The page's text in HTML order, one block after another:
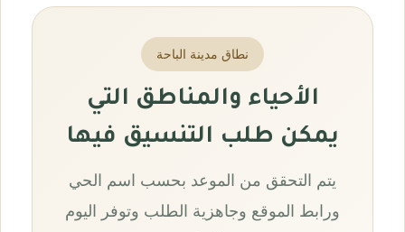
نطاق مدينة الباحة
الأحياء والمناطق التي
يمكن طلب التنسيق فيها
يتم التحقق من الموعد بحسب اسم الحي
ورابط الموقع وجاهزية الطلب وتوفر اليوم